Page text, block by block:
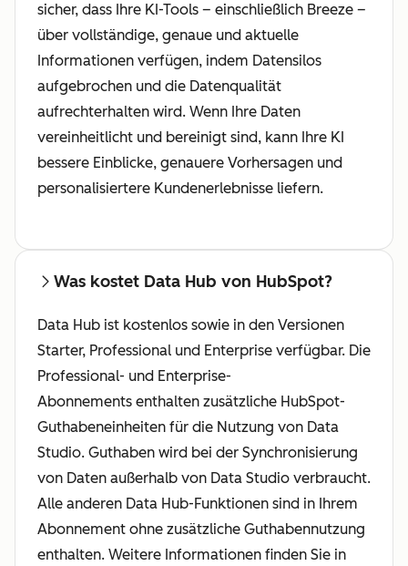
sicher, dass Ihre KI-Tools – einschließlich Breeze –
über vollständige, genaue und aktuelle
Informationen verfügen, indem Datensilos
aufgebrochen und die Datenqualität
aufrechterhalten wird. Wenn Ihre Daten
vereinheitlicht und bereinigt sind, kann Ihre KI
bessere Einblicke, genauere Vorhersagen und
personalisiertere Kundenerlebnisse liefern.
Was kostet Data Hub von HubSpot?
Data Hub ist kostenlos sowie in den Versionen
Starter, Professional und Enterprise verfügbar. Die
Professional- und Enterprise-
Abonnements enthalten zusätzliche HubSpot-
Guthabeneinheiten für die Nutzung von Data
Studio. Guthaben wird bei der Synchronisierung
von Daten außerhalb von Data Studio verbraucht.
Alle anderen Data Hub-Funktionen sind in Ihrem
Abonnement ohne zusätzliche Guthabennutzung
enthalten. Weitere Informationen finden Sie in